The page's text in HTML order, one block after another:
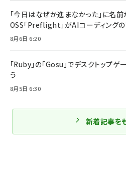
「今日はなぜか進まなかった」に名
OSS「Preflight」がAIコーディング
8月6日 6:20
「Ruby」の「Gosu」でデスクトップ
う
8月5日 6:30
新着記事を